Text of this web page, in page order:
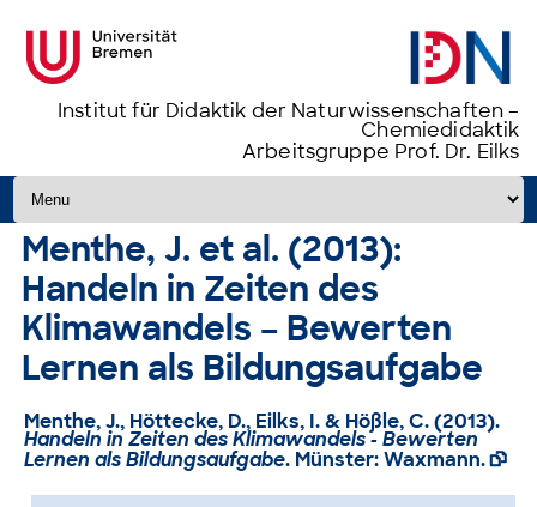
Institut für Didaktik der Naturwissenschaften –
Chemiedidaktik
Arbeitsgruppe Prof. Dr. Eilks
Zum Inhalt springen
Menthe, J. et al. (2013):
Handeln in Zeiten des
Klimawandels – Bewerten
Lernen als Bildungsaufgabe
Menthe, J., Höttecke, D., Eilks, I. & Hößle, C. (2013).
Handeln in Zeiten des Klimawandels - Bewerten
Lernen als Bildungsaufgabe. Münster: Waxmann. 